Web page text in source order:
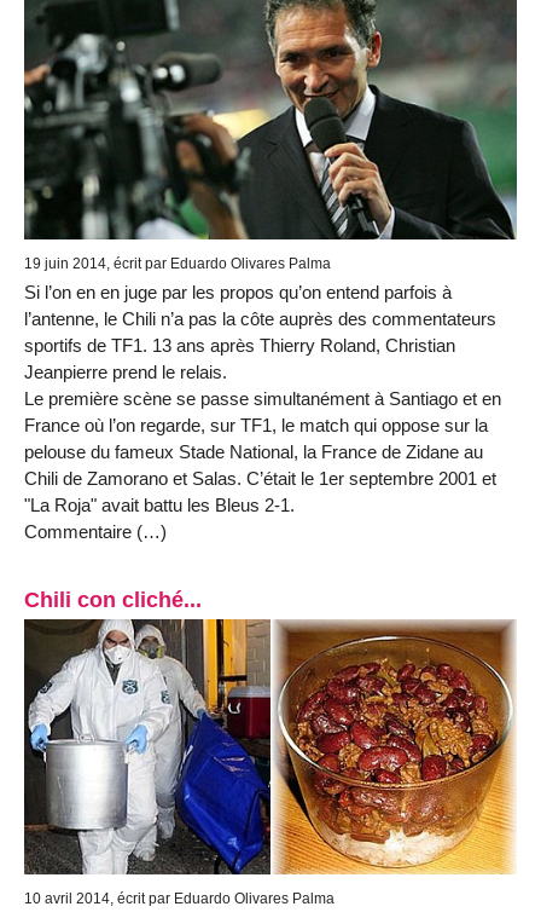
19 juin 2014, écrit par Eduardo Olivares Palma
Si l’on en en juge par les propos qu’on entend parfois à
l’antenne, le Chili n’a pas la côte auprès des commentateurs
sportifs de TF1. 13 ans après Thierry Roland, Christian
Jeanpierre prend le relais.
Le première scène se passe simultanément à Santiago et en
France où l’on regarde, sur TF1, le match qui oppose sur la
pelouse du fameux Stade National, la France de Zidane au
Chili de Zamorano et Salas. C’était le 1er septembre 2001 et
"La Roja" avait battu les Bleus 2-1.
Commentaire (…)
Chili con cliché...
10 avril 2014, écrit par Eduardo Olivares Palma